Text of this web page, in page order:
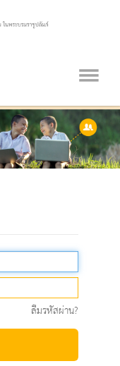
ลืมรหัสผ่าน?